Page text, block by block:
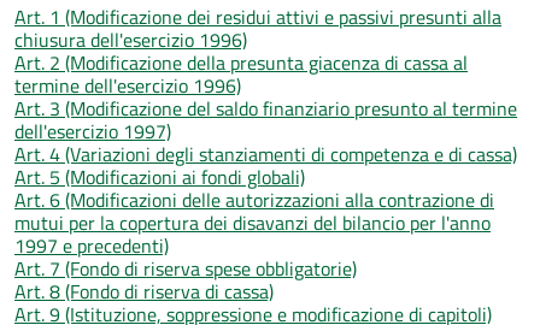
Art. 1 (Modificazione dei residui attivi e passivi presunti alla
chiusura dell'esercizio 1996)
Art. 2 (Modificazione della presunta giacenza di cassa al
termine dell'esercizio 1996)
Art. 3 (Modificazione del saldo finanziario presunto al termine
dell'esercizio 1997)
Art. 4 (Variazioni degli stanziamenti di competenza e di cassa)
Art. 5 (Modificazioni ai fondi globali)
Art. 6 (Modificazioni delle autorizzazioni alla contrazione di
mutui per la copertura dei disavanzi del bilancio per l'anno
1997 e precedenti)
Art. 7 (Fondo di riserva spese obbligatorie)
Art. 8 (Fondo di riserva di cassa)
Art. 9 (Istituzione, soppressione e modificazione di capitoli)